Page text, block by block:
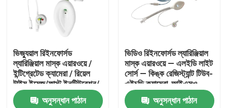
VR প্রদর্শন
কারখানা ভ্রমণ
মান নিয়ন্ত্রণ
ভিজ্যুয়াল রিইনফোর্সড
ল্যারিঞ্জিয়াল মাস্ক এয়ারওয়ে /
ইন্টিগ্রেটেড ক্যামেরা / রিয়েল
টাইম ইমেজ/ফাস্ট ইনটিউবেশন/
আইএসও
অনুসন্ধান পাঠান
ভিডিও রিইনফোর্সড ল্যারিঞ্জিয়াল
মাস্ক এয়ারওয়ে — এলইডি লাইট
সোর্স — কিঙ্ক রেজিস্ট্যান্ট টিউব-
এইচডি ক্যামেরা-আইএসও
অনুসন্ধান পাঠান